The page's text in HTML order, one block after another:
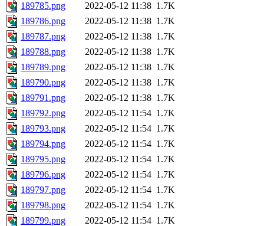
189785.png
2022-05-12 11:38 1.7K
189786.png
2022-05-12 11:38 1.7K
189787.png
2022-05-12 11:38 1.7K
189788.png
2022-05-12 11:38 1.7K
189789.png
2022-05-12 11:38 1.7K
189790.png
2022-05-12 11:38 1.7K
189791.png
2022-05-12 11:38 1.7K
189792.png
2022-05-12 11:54 1.7K
189793.png
2022-05-12 11:54 1.7K
189794.png
2022-05-12 11:54 1.7K
189795.png
2022-05-12 11:54 1.7K
189796.png
2022-05-12 11:54 1.7K
189797.png
2022-05-12 11:54 1.7K
189798.png
2022-05-12 11:54 1.7K
189799.png
2022-05-12 11:54 1.7K